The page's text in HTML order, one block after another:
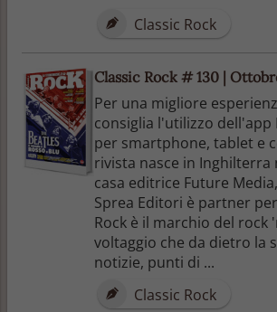
Classic Rock
Classic Rock # 130 |
Per una migliore
consiglia l'utilizzo dell'app
per smartphone, tablet e
rivista nasce in Inghilterra
casa editrice Future
Sprea Editori è partner
Rock è il marchio del rock
voltaggio che da dietro la
notizie, punti di ...
Classic Rock